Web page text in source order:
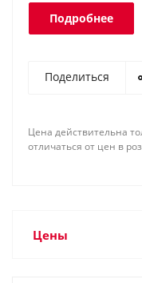
Подробнее
Поделиться
Цена действительна
отличаться от цен в
Цены